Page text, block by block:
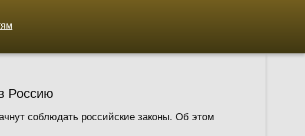
Россию
соблюдать российские законы. Об этом